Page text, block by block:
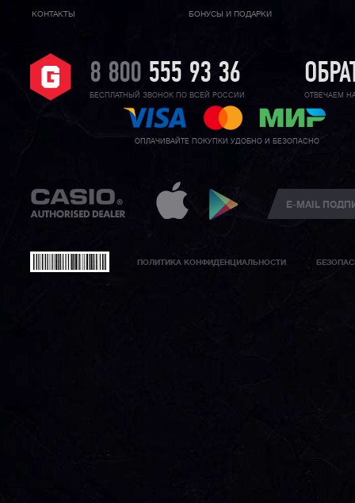
КОНТАКТЫ БОНУСЫ И ПОДАРКИ
8 800 555 93 36
БЕСПЛАТНЫЙ ЗВОНОК ПО ВСЕЙ РОССИИ ОТВЕЧАЕМ
ОПЛАЧИВАЙТЕ ПОКУПКИ УДОБНО И БЕЗОПАСНО
ПОЛИТИКА КОНФИДЕНЦИАЛЬНОСТИ